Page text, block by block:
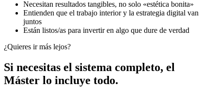
Necesitan resultados tangibles, no solo «estética bonita»
Entienden que el trabajo interior y la estrategia digital van
juntos
Están listos/as para invertir en algo que dure de verdad
¿Quieres ir más lejos?
Si necesitas el sistema completo, el
Máster lo incluye todo.